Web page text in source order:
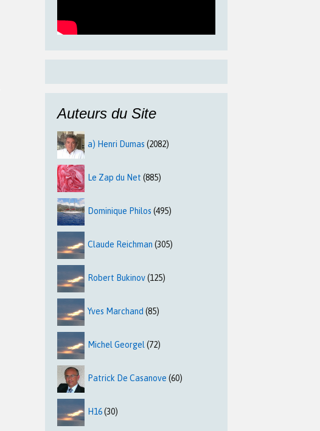
Auteurs du Site
a) Henri Dumas (2082)
Le Zap du Net (885)
Dominique Philos (495)
Claude Reichman (305)
Robert Bukinov(125)
Yves Marchand (85)
Michel Georgel (72)
Patrick De Casanove (60)
H16(30)